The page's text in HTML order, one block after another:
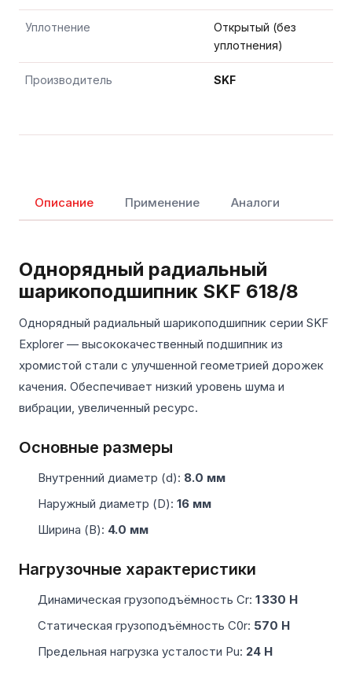
Уплотнение
Открытый (без
уплотнения)
Производитель SKF
Описание Применение Аналоги
Однорядный радиальный
шарикоподшипник SKF 618/8
Однорядный радиальный шарикоподшипник серии SKF
Explorer — высококачественный подшипник из
хромистой стали с улучшенной геометрией дорожек
качения. Обеспечивает низкий уровень шума и
вибрации, увеличенный ресурс.
Основные размеры
Внутренний диаметр (d): 8.0 мм
Наружный диаметр (D): 16 мм
Ширина (B): 4.0 мм
Нагрузочные характеристики
Динамическая грузоподъёмность Cr: 1 330 Н
Статическая грузоподъёмность C0r: 570 Н
Предельная нагрузка усталости Pu: 24 Н